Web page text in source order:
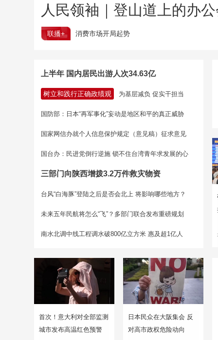
人民领袖｜登山道上的办
联播+ 消费市场开局起势
上半年 国内居民出游人次34.63亿
树立和践行正确政绩观 为基层减负 促实干担当
国防部：日本“再军事化”妄动是地区和平的真正威胁
国家网信办就个人信息保护规定（意见稿）征求意见
国台办：民进党倒行逆施 锁不住台湾青年求发展的心
三部门向陕西增拨3.2万件救灾物资
台风“白海豚”登陆之后是否会北上 将影响哪些地方？
未来五年民航将怎么“飞”？多部门联合发布重磅规划
南水北调中线工程调水破800亿立方米 惠及超1亿人
首次！意大利对全部监测
城市发布高温红色预警
日本民众在大阪集会 反
对高市政权危险动向